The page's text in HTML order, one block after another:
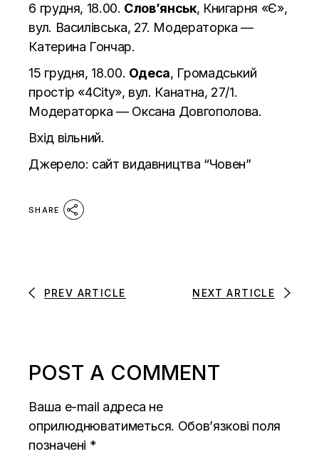
6 грудня, 18.00. Слов’янськ, Книгарня «Є»,
вул. Василівська, 27. Модераторка —
Катерина Гончар.
15 грудня, 18.00. Одеса, Громадський
простір «4City», вул. Канатна, 27/1.
Модераторка — Оксана Довгополова.
Вхід вільний.
Джерело: сайт видавництва “Човен”
SHARE
PREV ARTICLE NEXT ARTICLE
POST A COMMENT
Ваша e-mail адреса не
оприлюднюватиметься. Обов’язкові поля
позначені *